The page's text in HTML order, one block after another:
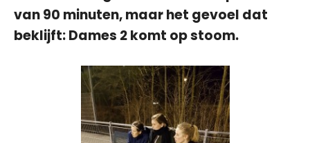
van 90 minuten, maar het gevoel dat
beklijft: Dames 2 komt op stoom.